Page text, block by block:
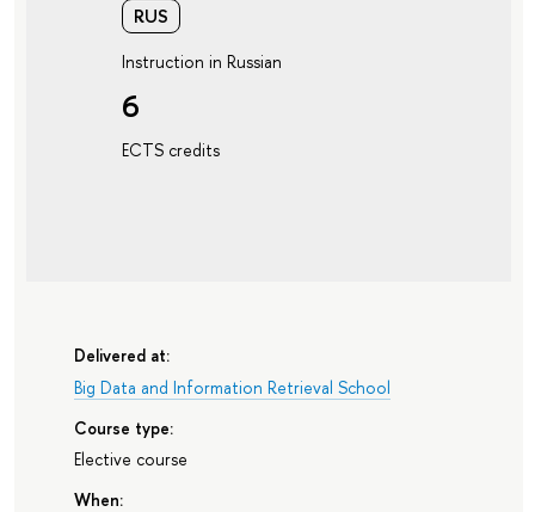
RUS
Instruction in Russian
6
ECTS credits
Delivered at:
Big Data and Information Retrieval School
Course type:
Elective course
When: